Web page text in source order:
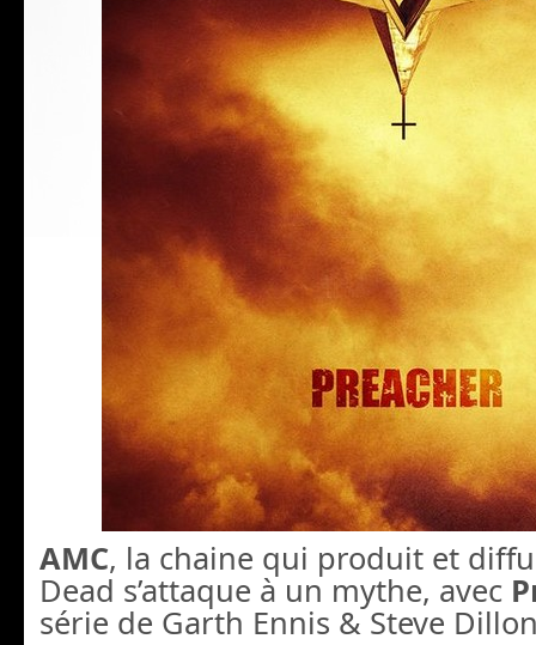
AMC, la chaine qui produit et
Dead s’attaque à un mythe, avec
série de Garth Ennis & Steve